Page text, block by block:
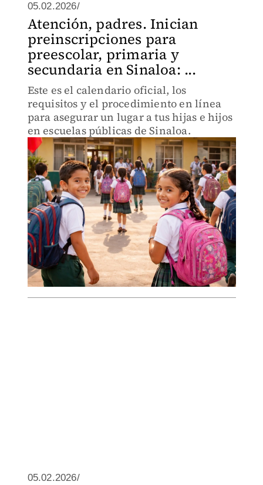
05.02.2026/
Atención, padres. Inician
preinscripciones para
preescolar, primaria y
secundaria en Sinaloa: ...
Este es el calendario oficial, los
requisitos y el procedimiento en línea
para asegurar un lugar a tus hijas e hijos
en escuelas públicas de Sinaloa.
05.02.2026/